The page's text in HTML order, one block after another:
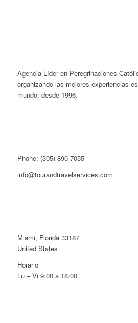
Agencia Líder en Peregrinaciones
organizando las mejores experiencias
mundo, desde 1996.
Phone: (305) 890-7055
info@tourandtravelservices.com
Miami, Florida 33187
United States
Horario
Lu – Vi 9:00 a 18:00